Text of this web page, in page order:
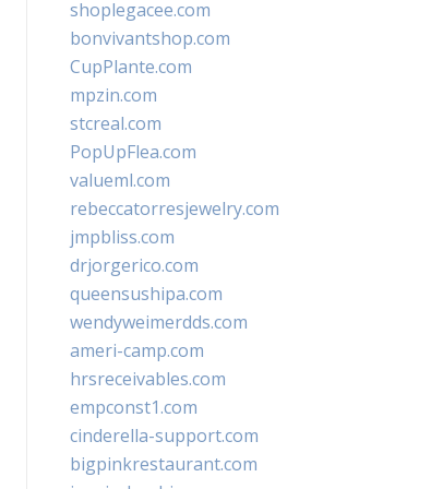
shoplegacee.com
bonvivantshop.com
CupPlante.com
mpzin.com
stcreal.com
PopUpFlea.com
valueml.com
rebeccatorresjewelry.com
jmpbliss.com
drjorgerico.com
queensushipa.com
wendyweimerdds.com
ameri-camp.com
hrsreceivables.com
empconst1.com
cinderella-support.com
bigpinkrestaurant.com